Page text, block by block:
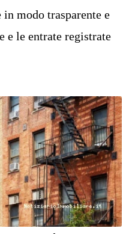
modo trasparente e
e le entrate registrate